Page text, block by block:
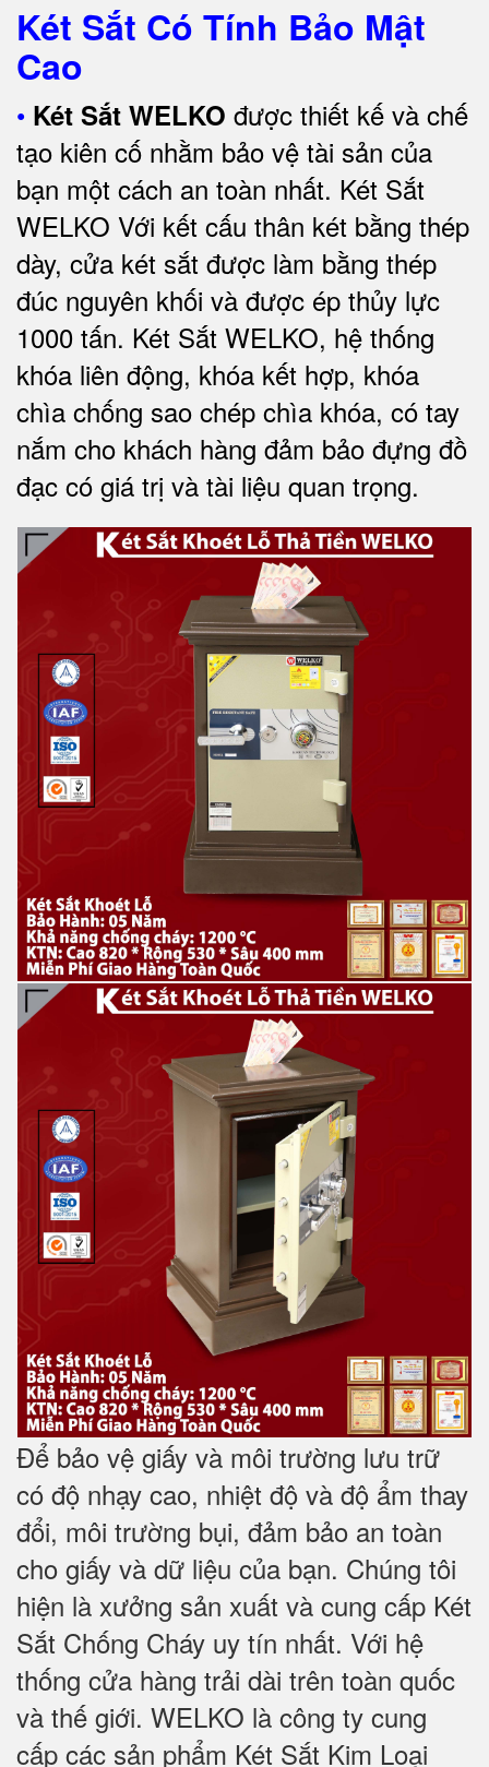
Két Sắt Có Tính Bảo Mật
Cao
• Két Sắt WELKO được thiết kế và chế
tạo kiên cố nhằm bảo vệ tài sản của
bạn một cách an toàn nhất. Két Sắt
WELKO Với kết cấu thân két bằng thép
dày, cửa két sắt được làm bằng thép
đúc nguyên khối và được ép thủy lực
1000 tấn. Két Sắt WELKO, hệ thống
khóa liên động, khóa kết hợp, khóa
chìa chống sao chép chìa khóa, có tay
nắm cho khách hàng đảm bảo đựng đồ
đạc có giá trị và tài liệu quan trọng.
Để bảo vệ giấy và môi trường lưu trữ
có độ nhạy cao, nhiệt độ và độ ẩm thay
đổi, môi trường bụi, đảm bảo an toàn
cho giấy và dữ liệu của bạn. Chúng tôi
hiện là xưởng sản xuất và cung cấp Két
Sắt Chống Cháy uy tín nhất. Với hệ
thống cửa hàng trải dài trên toàn quốc
và thế giới. WELKO là công ty cung
cấp các sản phẩm Két Sắt Kim Loại